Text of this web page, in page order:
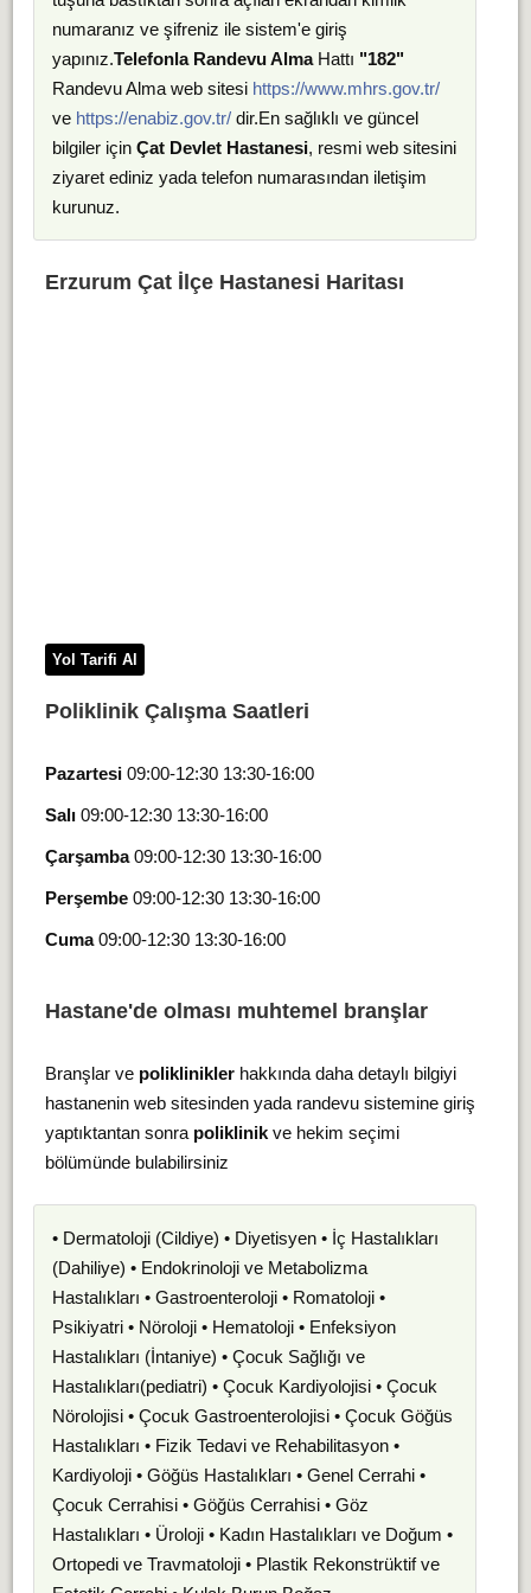
numaranız ve şifreniz ile sistem'e giriş
yapınız.Telefonla Randevu AlmaHattı "182"
Randevu Alma web sitesi https://www.mhrs.gov.tr/
ve https://enabiz.gov.tr/dir.En sağlıklı ve güncel
bilgiler için Çat Devlet Hastanesi, resmi web sitesini
ziyaret ediniz yada telefon numarasından iletişim
kurunuz.
Erzurum Çat İlçe Hastanesi Haritası
Yol Tarifi Al
Poliklinik Çalışma Saatleri
Pazartesi09:00-12:30 13:30-16:00
Salı09:00-12:30 13:30-16:00
Çarşamba09:00-12:30 13:30-16:00
Perşembe09:00-12:30 13:30-16:00
Cuma09:00-12:30 13:30-16:00
Hastane'de olması muhtemel branşlar
Branşlar ve polikliniklerhakkında daha detaylı bilgiyi
hastanenin web sitesinden yada randevu sistemine giriş
yaptıktantan sonra poliklinikve hekim seçimi
bölümünde bulabilirsiniz
• Dermatoloji (Cildiye) • Diyetisyen • İç Hastalıkları
(Dahiliye) • Endokrinoloji ve Metabolizma
Hastalıkları • Gastroenteroloji • Romatoloji •
Psikiyatri • Nöroloji • Hematoloji • Enfeksiyon
Hastalıkları (İntaniye) • Çocuk Sağlığı ve
Hastalıkları(pediatri) • Çocuk Kardiyolojisi • Çocuk
Nörolojisi • Çocuk Gastroenterolojisi • Çocuk Göğüs
Hastalıkları • Fizik Tedavi ve Rehabilitasyon •
Kardiyoloji • Göğüs Hastalıkları • Genel Cerrahi •
Çocuk Cerrahisi • Göğüs Cerrahisi • Göz
Hastalıkları • Üroloji • Kadın Hastalıkları ve Doğum •
Ortopedi ve Travmatoloji • Plastik Rekonstrüktif ve